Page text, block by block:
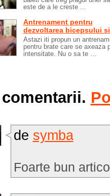
este de a le creste ...
Antrenament pentru
dezvoltarea bicepsului
Astazi iti propun un
pentru brate care se axeaza
intensitate. Nu o sa te ...
comentarii.
de symba
Foarte bun